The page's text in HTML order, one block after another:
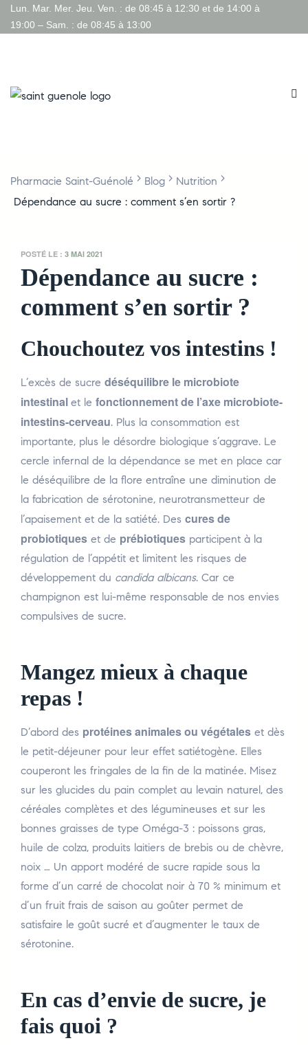
Lun. Mar. Mer. Jeu. Ven. : de 08:45 à 12:30 et de 14:00 à
19:00 – Sam. : de 08:45 à 13:00
Pharmacie Saint-Guénolé > Blog > Nutrition >
Dépendance au sucre : comment s’en sortir ?
POSTÉ LE : 3 MAI 2021
Dépendance au sucre :
comment s’en sortir ?
Chouchoutez vos intestins !
L’excès de sucre déséquilibre le microbiote
intestinal et le fonctionnement de l’axe microbiote-
intestins-cerveau. Plus la consommation est
importante, plus le désordre biologique s’aggrave. Le
cercle infernal de la dépendance se met en place car
le déséquilibre de la flore entraîne une diminution de
la fabrication de sérotonine, neurotransmetteur de
l’apaisement et de la satiété. Des cures de
probiotiques et de prébiotiques participent à la
régulation de l’appétit et limitent les risques de
développement du candida albicans. Car ce
champignon est lui-même responsable de nos envies
compulsives de sucre.
Mangez mieux à chaque
repas !
D’abord des protéines animales ou végétales et dès
le petit-déjeuner pour leur effet satiétogène. Elles
couperont les fringales de la fin de la matinée. Misez
sur les glucides du pain complet au levain naturel, des
céréales complètes et des légumineuses et sur les
bonnes graisses de type Oméga-3 : poissons gras,
huile de colza, produits laitiers de brebis ou de chèvre,
noix … Un apport modéré de sucre rapide sous la
forme d’un carré de chocolat noir à 70 % minimum et
d’un fruit frais de saison au goûter permet de
satisfaire le goût sucré et d’augmenter le taux de
sérotonine.
En cas d’envie de sucre, je
fais quoi ?